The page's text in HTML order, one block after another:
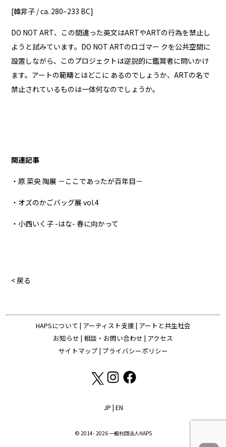
[韓非子 / ca. 280–233 BC]
DO NOT ART、この間違った英文はARTやARTの行為を禁止し
ようと試みています。DO NOT ARTのロゴマー クを公共空間に
設置しながら、このプロジェクトは逆説的に鑑賞者に問いかけ
ます。アートの範疇とはどこに あるのでしょうか、ARTの名で
禁止されているものは一体何なのでしょうか。
関連記事
・原 菜央 陶展 －ここであったが百年目－
・オズのかごバッグ展 vol.4
・小西いく子 -はな- 春に向かって
< 戻る
HAPSについて | アーティスト支援 | アートと共生社会
お知らせ | 相談・お問い合わせ | アクセス
サイトマップ | プライバシーポリシー
JP | EN
© 2014- 2026 一般社団法人HAPS